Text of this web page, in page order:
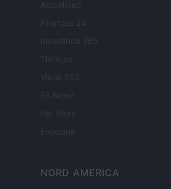
Actualidad
Finanzas 24
Investindo 365
Think.es
Viajar 365
ES Newz
Pet Story
Encocina
NORD AMERICA